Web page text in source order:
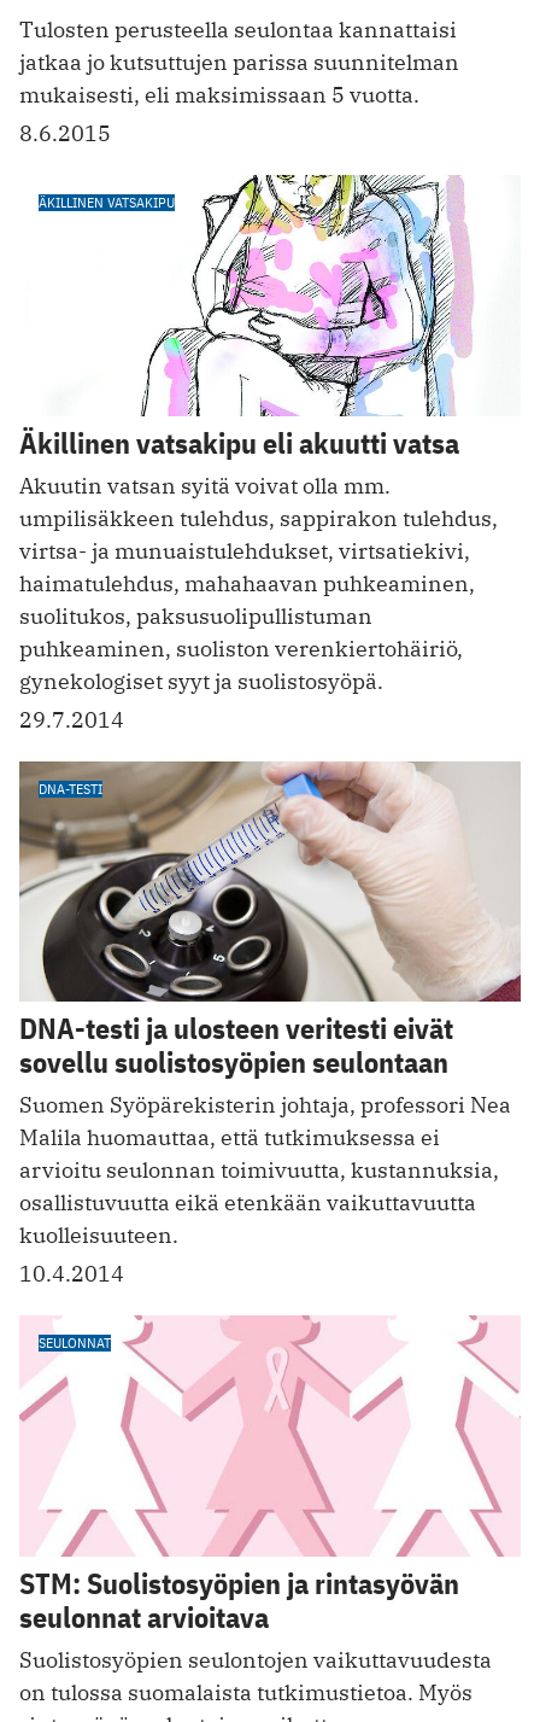
Tulosten perusteella seulontaa kannattaisi
jatkaa jo kutsuttujen parissa suunnitelman
mukaisesti, eli maksimissaan 5 vuotta.
8.6.2015
ÄKILLINEN VATSAKIPU
Äkillinen vatsakipu eli akuutti vatsa
Akuutin vatsan syitä voivat olla mm.
umpilisäkkeen tulehdus, sappirakon tulehdus,
virtsa- ja munuaistulehdukset, virtsatiekivi,
haimatulehdus, mahahaavan puhkeaminen,
suolitukos, paksusuolipullistuman
puhkeaminen, suoliston verenkiertohäiriö,
gynekologiset syyt ja suolistosyöpä.
29.7.2014
DNA-TESTI
DNA-testi ja ulosteen veritesti eivät
sovellu suolistosyöpien seulontaan
Suomen Syöpärekisterin johtaja, professori Nea
Malila huomauttaa, että tutkimuksessa ei
arvioitu seulonnan toimivuutta, kustannuksia,
osallistuvuutta eikä etenkään vaikuttavuutta
kuolleisuuteen.
10.4.2014
SEULONNAT
STM: Suolistosyöpien ja rintasyövän
seulonnat arvioitava
Suolistosyöpien seulontojen vaikuttavuudesta
on tulossa suomalaista tutkimustietoa. Myös